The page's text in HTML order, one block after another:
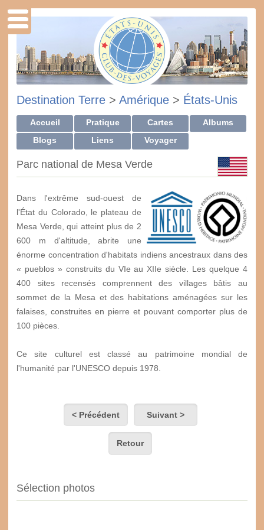
Destination Terre > Amérique > États-Unis
Accueil Pratique Cartes
Albums
Blogs
Liens Voyager
Parc national de Mesa Verde
Dans l'extrême sud-ouest de
l'État du Colorado, le plateau de
Mesa Verde, qui atteint plus de 2
600 m d'altitude, abrite une
énorme concentration d'habitats indiens ancestraux dans des
« pueblos » construits du VIe au XIIe siècle. Les quelque 4
400 sites recensés comprennent des villages bâtis au
sommet de la Mesa et des habitations aménagées sur les
falaises, construites en pierre et pouvant comporter plus de
100 pièces.
Ce site culturel est classé au patrimoine mondial de
l'humanité par l'UNESCO depuis 1978.
< Précédent Suivant >
Retour
Sélection photos